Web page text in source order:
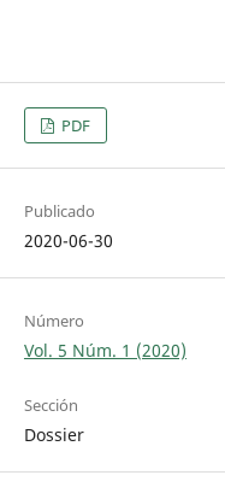
PDF
Publicado
2020-06-30
Número
Vol. 5 Núm. 1 (2020)
Sección
Dossier